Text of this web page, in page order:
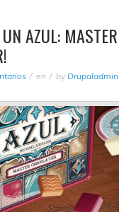
AZUL: MASTER
en by Drupaladmin